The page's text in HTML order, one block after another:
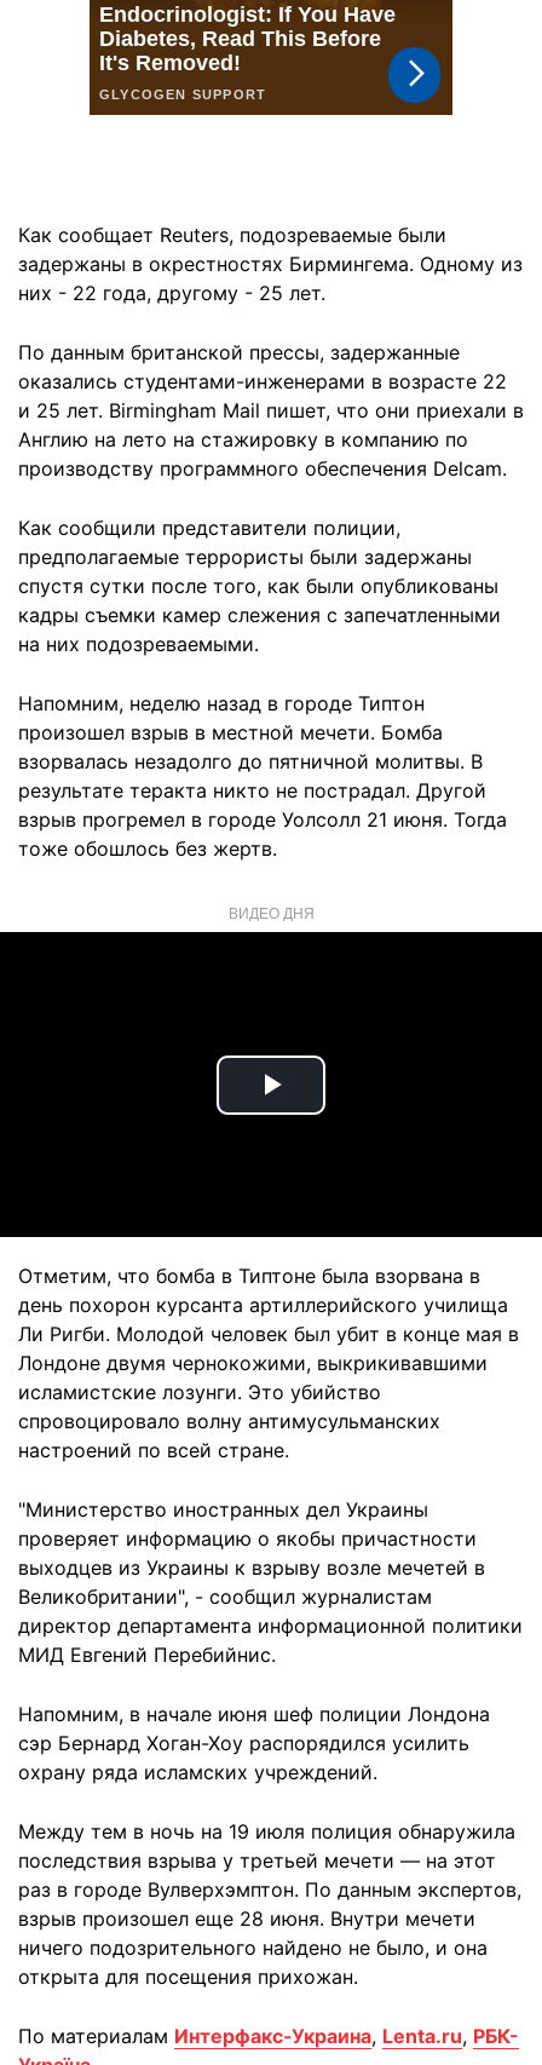
Как сообщает Reuters, подозреваемые были
задержаны в окрестностях Бирмингема. Одному из
них - 22 года, другому - 25 лет.
По данным британской прессы, задержанные
оказались студентами-инженерами в возрасте 22
и 25 лет. Birmingham Mail пишет, что они приехали в
Англию на лето на стажировку в компанию по
производству программного обеспечения Delcam.
Как сообщили представители полиции,
предполагаемые террористы были задержаны
спустя сутки после того, как были опубликованы
кадры съемки камер слежения с запечатленными
на них подозреваемыми.
Напомним, неделю назад в городе Типтон
произошел взрыв в местной мечети. Бомба
взорвалась незадолго до пятничной молитвы. В
результате теракта никто не пострадал. Другой
взрыв прогремел в городе Уолсолл 21 июня. Тогда
тоже обошлось без жертв.
ВИДЕО ДНЯ
Play
Отметим, что бомба в Типтоне была взорвана в
день похорон курсанта артиллерийского училища
Ли Ригби. Молодой человек был убит в конце мая в
Лондоне двумя чернокожими, выкрикивавшими
исламистские лозунги. Это убийство
спровоцировало волну антимусульманских
настроений по всей стране.
"Министерство иностранных дел Украины
проверяет информацию о якобы причастности
выходцев из Украины к взрыву возле мечетей в
Великобритании", - сообщил журналистам
директор департамента информационной политики
МИД Евгений Перебийнис.
Напомним, в начале июня шеф полиции Лондона
сэр Бернард Хоган-Хоу распорядился усилить
охрану ряда исламских учреждений.
Между тем в ночь на 19 июля полиция обнаружила
последствия взрыва у третьей мечети — на этот
раз в городе Вулверхэмптон. По данным экспертов,
взрыв произошел еще 28 июня. Внутри мечети
ничего подозрительного найдено не было, и она
открыта для посещения прихожан.
По материалам Интерфакс-Украина, Lenta.ru, РБК-